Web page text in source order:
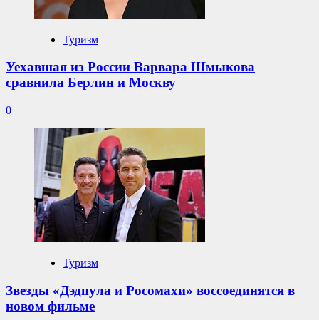
Туризм
Уехавшая из России Варвара Шмыкова
сравнила Берлин и Москву
0
Туризм
Звезды «Дэдпула и Росомахи» воссоединятся в
новом фильме